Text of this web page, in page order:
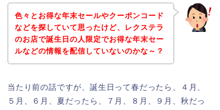
色々とお得な年末セールやクーポンコード
などを探していて思ったけど、レクステラ
のお店で誕生日の人限定でお得な年末セー
ルなどの情報を配信していないのかな～？
当たり前の話ですが、誕生日って春だったら、４月、
５月、６月、夏だったら、７月、８月、９月、秋だっ